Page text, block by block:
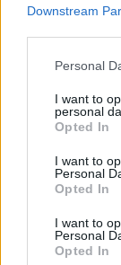
Downstream
Personal
I want to
personal
Opted In
I want to
Personal
Opted In
I want to
Personal
Opted In